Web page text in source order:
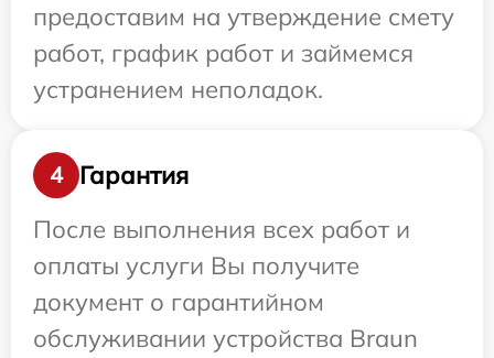
предоставим на утверждение смету
работ, график работ и займемся
устранением неполадок.
4
Гарантия
После выполнения всех работ и
оплаты услуги Вы получите
документ о гарантийном
обслуживании устройства Braun